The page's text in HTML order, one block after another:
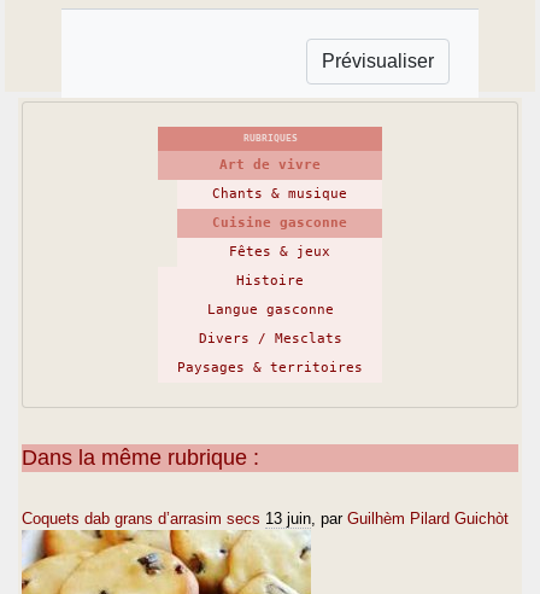
RUBRIQUES
Art de vivre
Chants & musique
Cuisine gasconne
Fêtes & jeux
Histoire
Langue gasconne
Divers / Mesclats
Paysages & territoires
Dans la même rubrique :
Coquets dab grans d’arrasim secs 13 juin , par Guilhèm Pilard Guichòt